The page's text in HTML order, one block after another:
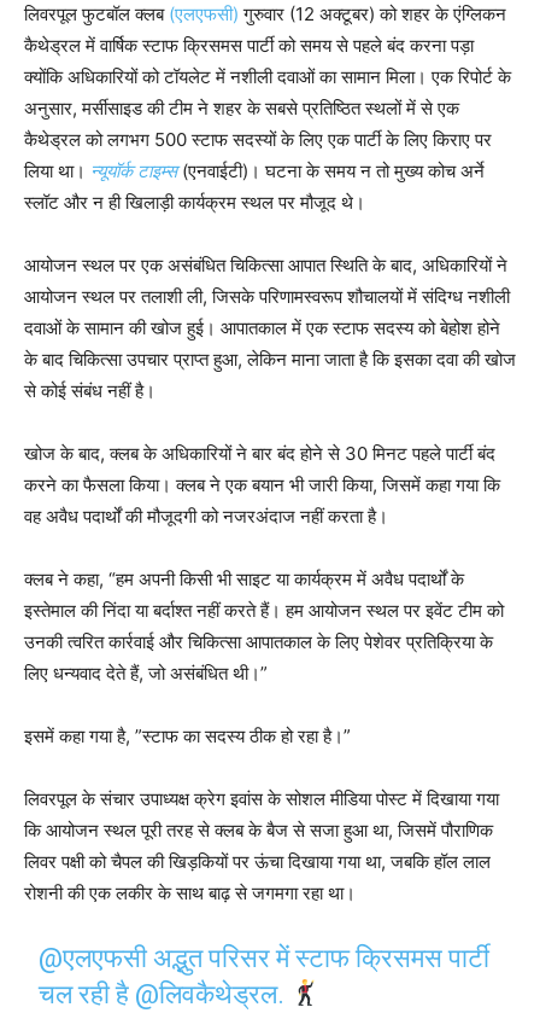
लिवरपूल फुटबॉल क्लब (एलएफसी)गुरुवार (12 अक्टूबर) को शहर के एंग्लिकन
कैथेड्रल में वार्षिक स्टाफ क्रिसमस पार्टी को समय से पहले बंद करना पड़ा
क्योंकि अधिकारियों को टॉयलेट में नशीली दवाओं का सामान मिला। एक रिपोर्ट के
अनुसार, मर्सीसाइड की टीम ने शहर के सबसे प्रतिष्ठित स्थलों में से एक
कैथेड्रल को लगभग 500 स्टाफ सदस्यों के लिए एक पार्टी के लिए किराए पर
लिया था। न्यूयॉर्क टाइम्स(एनवाईटी)। घटना के समय न तो मुख्य कोच अर्ने
स्लॉट और न ही खिलाड़ी कार्यक्रम स्थल पर मौजूद थे।
आयोजन स्थल पर एक असंबंधित चिकित्सा आपात स्थिति के बाद, अधिकारियों ने
आयोजन स्थल पर तलाशी ली, जिसके परिणामस्वरूप शौचालयों में संदिग्ध नशीली
दवाओं के सामान की खोज हुई। आपातकाल में एक स्टाफ सदस्य को बेहोश होने
के बाद चिकित्सा उपचार प्राप्त हुआ, लेकिन माना जाता है कि इसका दवा की खोज
से कोई संबंध नहीं है।
खोज के बाद, क्लब के अधिकारियों ने बार बंद होने से 30 मिनट पहले पार्टी बंद
करने का फैसला किया। क्लब ने एक बयान भी जारी किया, जिसमें कहा गया कि
वह अवैध पदार्थों की मौजूदगी को नजरअंदाज नहीं करता है।
क्लब ने कहा, “हम अपनी किसी भी साइट या कार्यक्रम में अवैध पदार्थों के
इस्तेमाल की निंदा या बर्दाश्त नहीं करते हैं। हम आयोजन स्थल पर इवेंट टीम को
उनकी त्वरित कार्रवाई और चिकित्सा आपातकाल के लिए पेशेवर प्रतिक्रिया के
लिए धन्यवाद देते हैं, जो असंबंधित थी।”
इसमें कहा गया है, ”स्टाफ का सदस्य ठीक हो रहा है।”
लिवरपूल के संचार उपाध्यक्ष क्रेग इवांस के सोशल मीडिया पोस्ट में दिखाया गया
कि आयोजन स्थल पूरी तरह से क्लब के बैज से सजा हुआ था, जिसमें पौराणिक
लिवर पक्षी को चैपल की खिड़कियों पर ऊंचा दिखाया गया था, जबकि हॉल लाल
रोशनी की एक लकीर के साथ बाढ़ से जगमगा रहा था।
@एलएफसीअद्भुत परिसर में स्टाफ क्रिसमस पार्टी
चल रही है @लिवकैथेड्रल.